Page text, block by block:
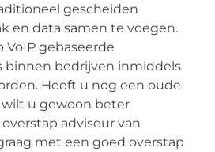
gescheiden
en data samen te voegen.
gebaseerde
binnen bedrijven inmiddels
Heeft u nog een oude
u gewoon beter
adviseur van
met een goed overstap